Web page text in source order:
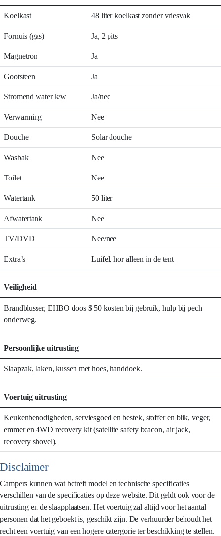
Koelkast 48 liter koelkast zonder vriesvak
Fornuis (gas) Ja, 2 pits
Magnetron Ja
Gootsteen Ja
Stromend water k/w Ja/nee
Verwarming Nee
Douche Solar douche
Wasbak Nee
Toilet Nee
Watertank 50 liter
Afwatertank Nee
TV/DVD Nee/nee
Extra’s Luifel, hor alleen in de tent
Veiligheid
Brandblusser, EHBO doos $ 50 kosten bij gebruik, hulp bij pech
onderweg.
Persoonlijke uitrusting
Slaapzak, laken, kussen met hoes, handdoek.
Voertuig uitrusting
Keukenbenodigheden, serviesgoed en bestek, stoffer en blik, veger,
emmer en 4WD recovery kit (satellite safety beacon, air jack,
recovery shovel).
Disclaimer
Campers kunnen wat betreft model en technische specificaties
verschillen van de specificaties op deze website. Dit geldt ook voor de
uitrusting en de slaapplaatsen. Het voertuig zal altijd voor het aantal
personen dat het geboekt is, geschikt zijn. De verhuurder behoudt het
recht een voertuig van een hogere catergorie ter beschikking te stellen.